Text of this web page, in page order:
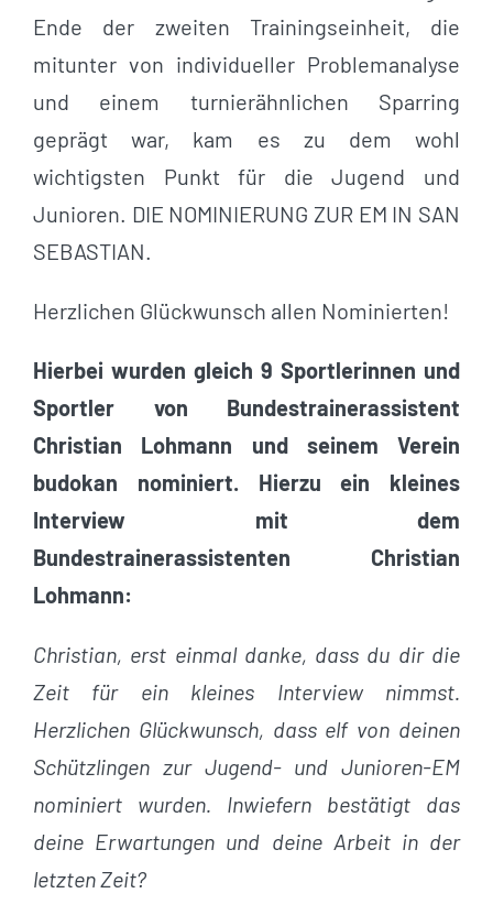
Ende der zweiten Trainingseinheit, die
mitunter von individueller Problemanalyse
und einem turnierähnlichen Sparring
geprägt war, kam es zu dem wohl
wichtigsten Punkt für die Jugend und
Junioren. DIE NOMINIERUNG ZUR EM IN SAN
SEBASTIAN.
Herzlichen Glückwunsch allen Nominierten!
Hierbei wurden gleich 9 Sportlerinnen und
Sportler von Bundestrainerassistent
Christian Lohmann und seinem Verein
budokan nominiert. Hierzu ein kleines
Interview mit dem
Bundestrainerassistenten Christian
Lohmann:
Christian, erst einmal danke, dass du dir die
Zeit für ein kleines Interview nimmst.
Herzlichen Glückwunsch, dass elf von deinen
Schützlingen zur Jugend- und Junioren-EM
nominiert wurden. Inwiefern bestätigt das
deine Erwartungen und deine Arbeit in der
letzten Zeit?